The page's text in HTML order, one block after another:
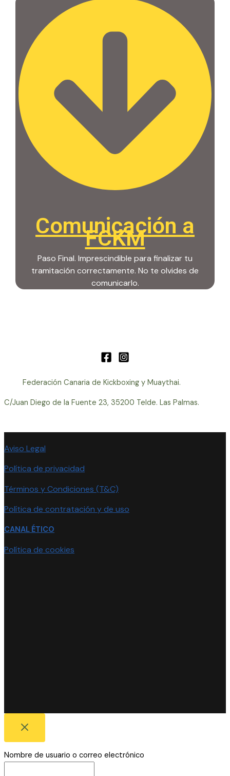
Comunicación a
FCKM
Paso Final. Imprescindible para finalizar tu
tramitación correctamente. No te olvides de
comunicarlo.
Federación Canaria de Kickboxing y Muaythai.
C/Juan Diego de la Fuente 23, 35200 Telde. Las Palmas.
Aviso Legal
Política de privacidad
Términos y Condiciones (T&C)
Política de contratación y de uso
CANAL ÉTICO
Política de cookies
Nombre de usuario o correo electrónico